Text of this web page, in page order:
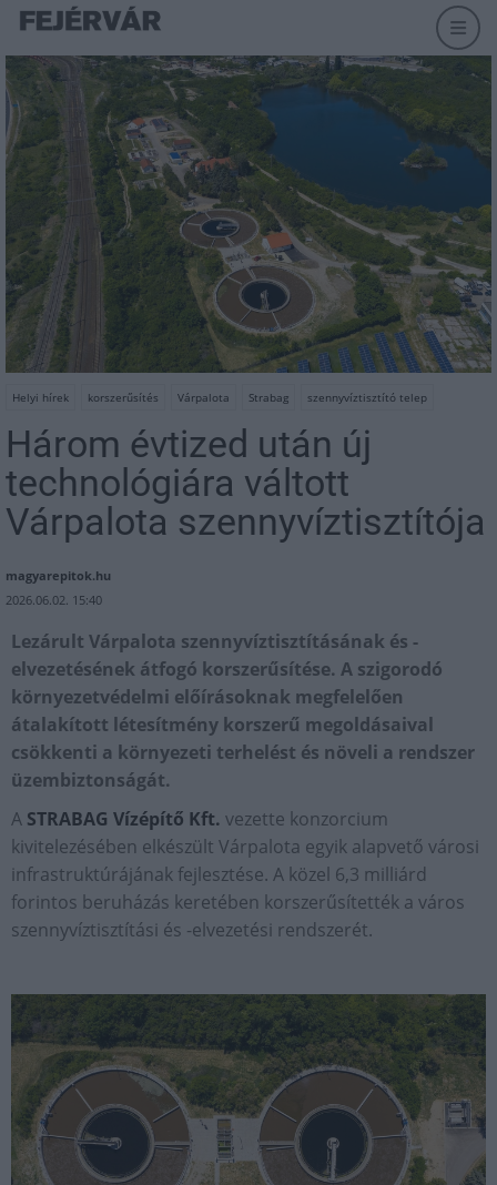
Helyi hírek korszerűsítés Várpalota Strabag szennyvíztisztító telep
Három évtized után új
technológiára váltott
Várpalota szennyvíztisztítója
magyarepitok.hu
2026.06.02. 15:40
Lezárult Várpalota szennyvíztisztításának és -
elvezetésének átfogó korszerűsítése. A szigorodó
környezetvédelmi előírásoknak megfelelően
átalakított létesítmény korszerű megoldásaival
csökkenti a környezeti terhelést és növeli a rendszer
üzembiztonságát.
A STRABAG Vízépítő Kft. vezette konzorcium
kivitelezésében elkészült Várpalota egyik alapvető városi
infrastruktúrájának fejlesztése. A közel 6,3 milliárd
forintos beruházás keretében korszerűsítették a város
szennyvíztisztítási és -elvezetési rendszerét.